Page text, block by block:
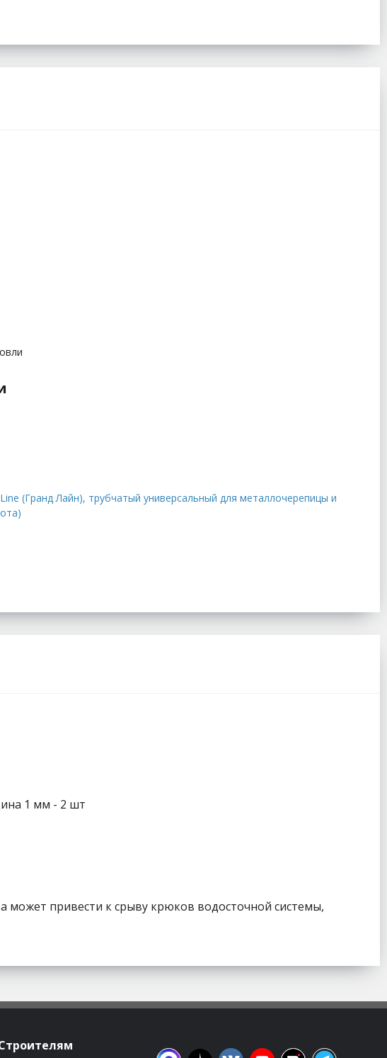
(Гранд Лайн), трубчатый универсальный для металлочерепицы и
1 мм - 2 шт
может привести к срыву крюков водосточной системы,